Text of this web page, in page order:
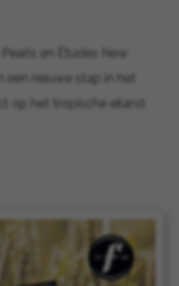
en Études New
nieuwe stap in het
op het tropische eiland